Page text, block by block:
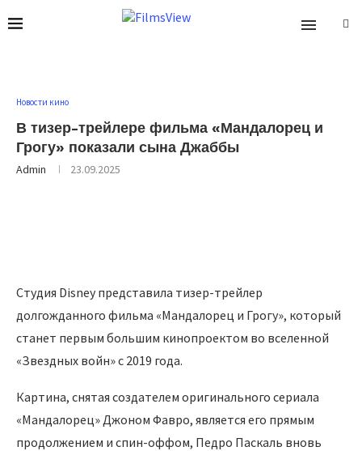
Новости кино
В тизер-трейлере фильма «Мандалорец и
Грогу» показали сына Джаббы
Admin 23.09.2025
Студия Disney представила тизер-трейлер
долгожданного фильма «Мандалорец и Грогу», который
станет первым большим кинопроектом во вселенной
«Звездных войн» с 2019 года.
Картина, снятая создателем оригинального сериала
«Мандалорец» Джоном Фавро, является его прямым
продолжением и спин-оффом, Педро Паскаль вновь